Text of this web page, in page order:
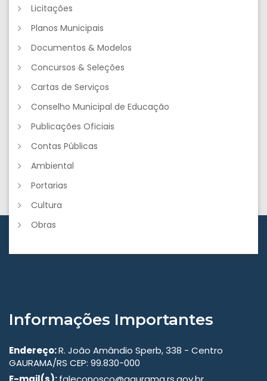
Licitações
Planos Municipais
Documentos & Modelos
Concursos & Seleções
Cartas de Serviços
Conselho Municipal de Educação
Publicações Oficiais
Contas Públicas
Ambiental
Portarias
Cultura
Obras
Informações Importantes
Endereço:R. João Amândio Sperb, 338 - Centro
GAURAMA/RS CEP: 99.830-000